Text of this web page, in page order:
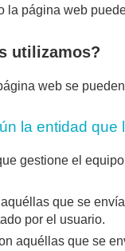
la página web
utilizamos?
web se
la entidad que
gestione el
que se
por el usuario.
aquéllas que se